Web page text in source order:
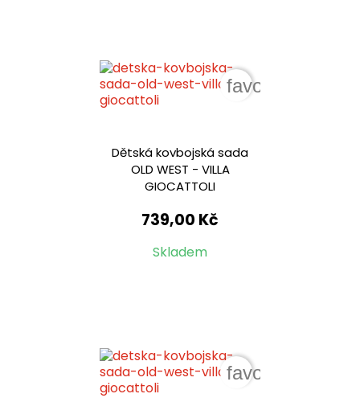
Dětská kovbojská sada
OLD WEST - VILLA
GIOCATTOLI
739,00 Kč
Skladem
favorite_border
favorite_border